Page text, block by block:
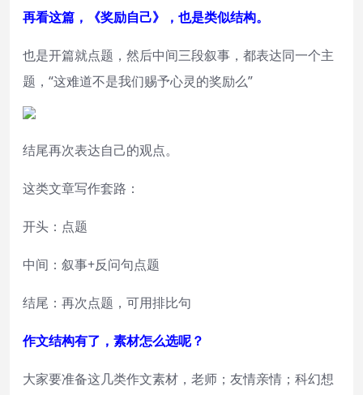
再看这篇，《奖励自己》，也是类似结构。
也是开篇就点题，然后中间三段叙事，都表达同一个主
题，“这难道不是我们赐予心灵的奖励么”
结尾再次表达自己的观点。
这类文章写作套路：
开头：点题
中间：叙事+反问句点题
结尾：再次点题，可用排比句
作文结构有了，素材怎么选呢？
大家要准备这几类作文素材，老师；友情亲情；科幻想